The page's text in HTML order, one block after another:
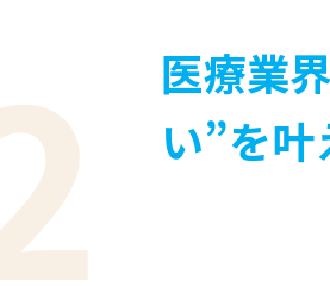
医療業
い”を叶